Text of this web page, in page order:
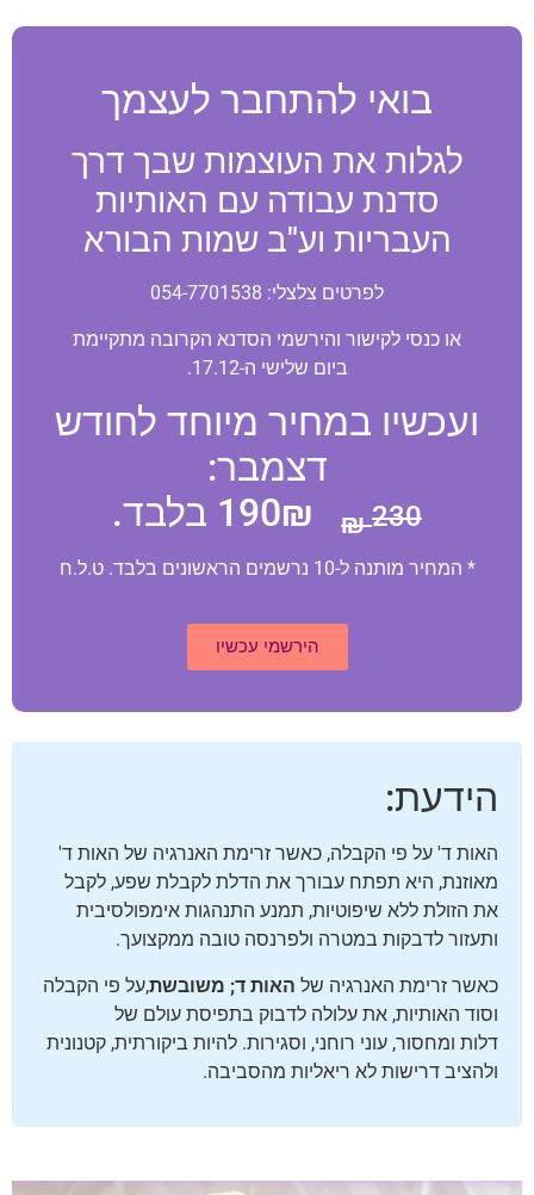
בואי להתחבר לעצמך
לגלות את העוצמות שבך דרך
סדנת עבודה עם האותיות
העבריות וע"ב שמות הבורא
לפרטים צלצלי: 054-7701538
או כנסי לקישור והירשמי הסדנא הקרובה מתקיימת
ביום שלישי ה-17.12.
ועכשיו במחיר מיוחד לחודש
דצמבר:
230 ₪
* המחיר מותנה ל-10 נרשמים הראשונים בלבד. ט.ל.ח
הירשמי עכשיו
הידעת:
האות ד' על פי הקבלה, כאשר זרימת האנרגיה של האות ד'
מאוזנת, היא תפתח עבורך את הדלת לקבלת שפע, לקבל
את הזולת ללא שיפוטיות, תמנע התנהגות אימפולסיבית
ותעזור לדבקות במטרה ולפרנסה טובה ממקצועך.
כאשר זרימת האנרגיה של האות ד; משובשת,על פי הקבלה
וסוד האותיות, את עלולה לדבוק בתפיסת עולם של
דלות ומחסור, עוני רוחני, וסגירות. להיות ביקורתית, קטנונית
ולהציב דרישות לא ריאליות מהסביבה.